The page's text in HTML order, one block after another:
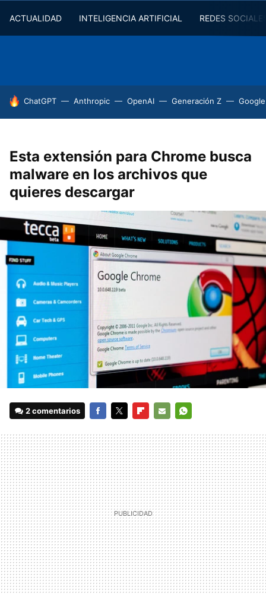
ACTUALIDAD INTELIGENCIA ARTIFICIAL REDES
HOY SE HABLA DE
ChatGPT Anthropic OpenAI Generación Z
Esta extensión para Chrome busca
malware en los archivos que
quieres descargar
2 comentarios
MAIL